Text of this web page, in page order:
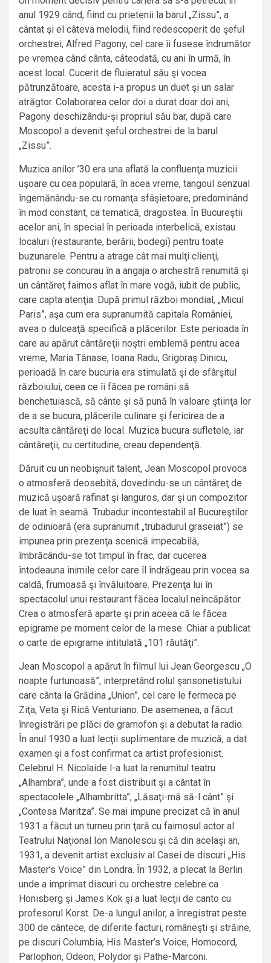
anul 1929 când, fiind cu prietenii la barul „Zissu”, a
cântat şi el câteva melodii, fiind redescoperit de şeful
orchestrei, Alfred Pagony, cel care îi fusese îndrumător
pe vremea când cânta, câteodată, cu ani în urmă, în
acest local. Cucerit de fluieratul său şi vocea
pătrunzătoare, acesta i-a propus un duet şi un salar
atrăgtor. Colaborarea celor doi a durat doar doi ani,
Pagony deschizându-şi propriul său bar, după care
Moscopol a devenit şeful orchestrei de la barul
„Zissu”.
Muzica anilor ’30 era una aflată la confluenţa muzicii
uşoare cu cea populară, în acea vreme, tangoul senzual
îngemănându-se cu romanţa sfâşietoare, predominând
în mod constant, ca tematică, dragostea. În Bucureştii
acelor ani, în special în perioada interbelică, existau
localuri (restaurante, berării, bodegi) pentru toate
buzunarele. Pentru a atrage cât mai mulţi clienţi,
patronii se concurau în a angaja o archestră renumită şi
un cântăreţ faimos aflat în mare vogă, iubit de public,
care capta atenţia. După primul război mondial, „Micul
Paris”, aşa cum era supranumită capitala României,
avea o dulceaţă specifică a plăcerilor. Este perioada în
care au apărut cântăreţii noştri emblemă pentru acea
vreme, Maria Tănase, Ioana Radu, Grigoraş Dinicu,
perioadă în care bucuria era stimulată şi de sfârşitul
războiului, ceea ce îi făcea pe români să
benchetuiască, să cânte şi să pună în valoare ştiinţa lor
de a se bucura, plăcerile culinare şi fericirea de a
acsulta cântăreţi de local. Muzica bucura sufletele, iar
cântăreţii, cu certitudine, creau dependenţă.
Dăruit cu un neobişnuit talent, Jean Moscopol provoca
o atmosferă deosebită, dovedindu-se un cântăreţ de
muzică uşoară rafinat şi languros, dar şi un compozitor
de luat în seamă. Trubadur incontestabil al Bucureştilor
de odinioară (era supranumit „trubadurul graseiat”) se
impunea prin prezenţa scenică impecabilă,
îmbrăcându-se tot timpul în frac, dar cucerea
întodeauna inimile celor care îl îndrăgeau prin vocea sa
caldă, frumoasă şi învăluitoare. Prezenţa lui în
spectacolul unui restaurant făcea localul neîncăpător.
Crea o atmosferă aparte şi prin aceea că le făcea
epigrame pe moment celor de la mese. Chiar a publicat
o carte de epigrame intitulată „101 răutăţi”.
Jean Moscopol a apărut în filmul lui Jean Georgescu „O
noapte furtunoasă”, interpretând rolul şansonetistului
care cânta la Grădina „Union”, cel care le fermeca pe
Ziţa, Veta şi Rică Venturiano. De asemenea, a făcut
înregistrări pe plăci de gramofon şi a debutat la radio.
În anul 1930 a luat lecţii suplimentare de muzică, a dat
examen şi a fost confirmat ca artist profesionist.
Celebrul H. Nicolaide l-a luat la renumitul teatru
„Alhambra”, unde a fost distribuit şi a cântat în
spectacolele „Alhambritta”, „Lăsaţi-mă să-l cânt” şi
„Contesa Maritza”. Se mai impune precizat că în anul
1931 a făcut un turneu prin ţară cu faimosul actor al
Teatrului Naţional Ion Manolescu şi că din acelaşi an,
1931, a devenit artist exclusiv al Casei de discuri „His
Master’s Voice” din Londra. În 1932, a plecat la Berlin
unde a imprimat discuri cu orchestre celebre ca
Honisberg şi James Kok şi a luat lecţii de canto cu
profesorul Korst. De-a lungul anilor, a înregistrat peste
300 de cântece, de diferite facturi, româneşti şi străine,
pe discuri Columbia, His Master’s Voice, Homocord,
Parlophon, Odeon, Polydor şi Pathe-Marconi.